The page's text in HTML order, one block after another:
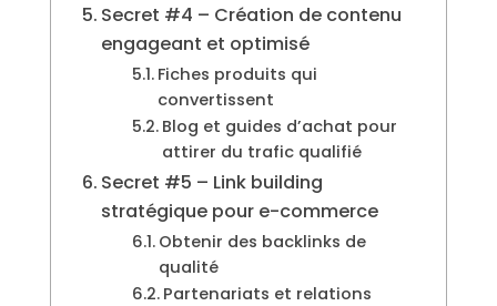
Secret #4 – Création de contenu
engageant et optimisé
Fiches produits qui
convertissent
Blog et guides d’achat pour
attirer du trafic qualifié
Secret #5 – Link building
stratégique pour e-commerce
Obtenir des backlinks de
qualité
Partenariats et relations